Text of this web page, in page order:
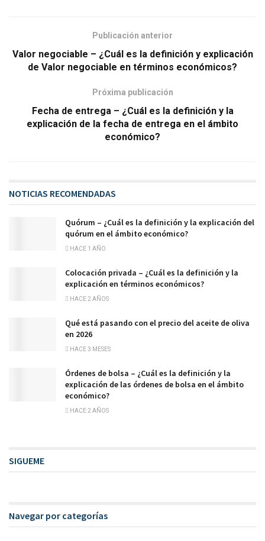
Publicación anterior
Valor negociable – ¿Cuál es la definición y explicación
de Valor negociable en términos económicos?
Próxima publicación
Fecha de entrega – ¿Cuál es la definición y la
explicación de la fecha de entrega en el ámbito
económico?
NOTICIAS RECOMENDADAS
Quórum – ¿Cuál es la definición y la explicación del
quórum en el ámbito económico?
HACE 1 AÑO
Colocación privada – ¿Cuál es la definición y la
explicación en términos económicos?
HACE 2 AÑOS
Qué está pasando con el precio del aceite de oliva
en 2026
HACE 3 MESES
Órdenes de bolsa – ¿Cuál es la definición y la
explicación de las órdenes de bolsa en el ámbito
económico?
HACE 2 AÑOS
SIGUEME
Navegar por categorías